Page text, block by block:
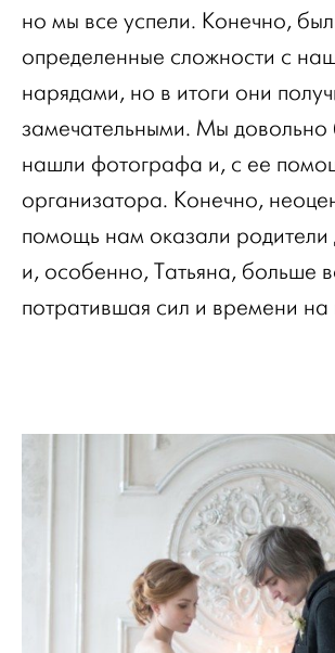
но мы все успели. Конечно,
определенные сложности с
нарядами, но в итоги они
замечательными. Мы довольно
нашли фотографа и, с ее
организатора. Конечно,
помощь нам оказали
и, особенно, Татьяна, больше
потратившая сил и времени на